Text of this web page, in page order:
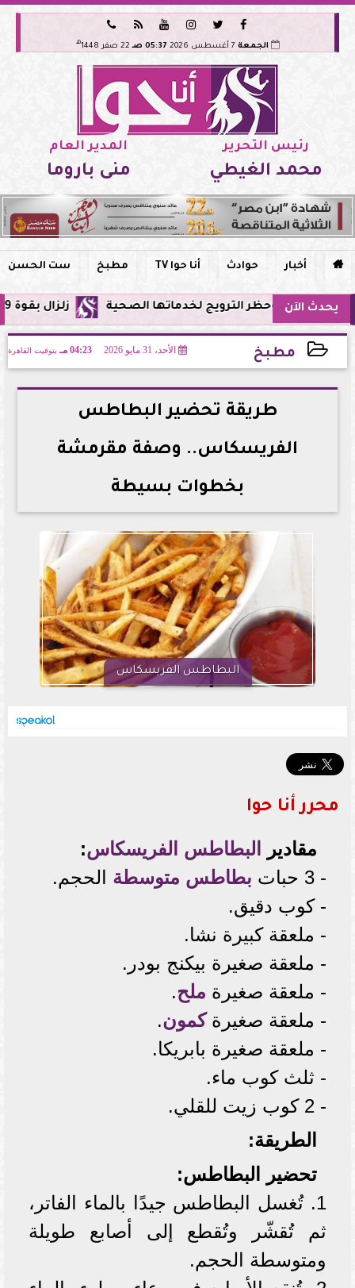






الجمعة 05:37 صـ 22 صفر 1448 هـ
رئيس التحرير
محمد الغيطي
المدير العام
منى باروما
 أخبار حوادث أنا حوا TV مطبخ ست الحسن
يحدث الآن زلزال بقوة 5.9 ريختر يشعر به سكان القاهرة وعدة محافظات.. مركزه شرق البحر المتوسط وحظر الترويج لخدماتها الصحية
مطبخ الأحد، 31 مايو 2026 04:23 مـ بتوقيت القاهرة
2026-05-31 16:23:08
طريقة تحضير البطاطس
الفريسكاس.. وصفة مقرمشة
بخطوات بسيطة
البطاطس الفريسكاس
محرر أنا حوا
مقادير البطاطس الفريسكاس:
- 3 حبات
بطاطس متوسطة الحجم.
- كوب دقيق.
- ملعقة كبيرة نشا.
- ملعقة صغيرة بيكنج بودر.
- ملعقة صغيرة ملح.
- ملعقة صغيرةكمون.
- ملعقة صغيرة بابريكا.
- ثلث كوب ماء.
- 2 كوب زيت للقلي.
الطريقة:
تحضير البطاطس:
1. تُغسل البطاطس جيدًا بالماء الفاتر،
ثم تُقشّر وتُقطع إلى أصابع طويلة
ومتوسطة الحجم.